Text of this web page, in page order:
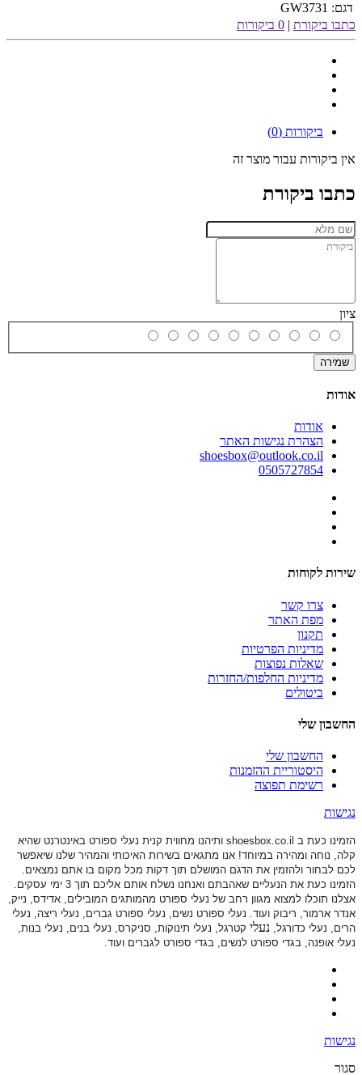
דגם: GW3731
כתבו ביקורת | 0 ביקורות
ביקורות (0)
אין ביקורות עבור מוצר זה
כתבו ביקורת
ציון
שמירה
אודות
אודות
הצהרת נגישות האתר
shoesbox@outlook.co.il
0505727854
שירות לקוחות
צרו קשר
מפת האתר
תקנון
מדיניות הפרטיות
שאלות נפוצות
מדיניות החלפות/החזרות
ביטולים
החשבון שלי
החשבון שלי
היסטוריית ההזמנות
רשימת תפוצה
נגישות
הזמינו כעת ב shoesbox.co.il ותיהנו מחווית קנית נעלי ספורט באינטרנט שהיא
קלה, נוחה ומהירה במיוחד! אנו מתגאים בשירות האיכותי והמהיר שלנו שיאפשר
לכם לבחור ולהזמין את הדגם המושלם תוך דקות מכל מקום בו אתם נמצאים.
הזמינו כעת את הנעליים שאהבתם ואנחנו נשלח אותם אליכם תוך 3 ימי עסקים.
אצלנו תוכלו למצוא מגוון רחב של נעלי ספורט מהמותגים המובילים, אדידס, נייק,
אנדר ארמור, ריבוק ועוד. נעלי ספורט נשים, נעלי ספורט גברים, נעלי ריצה, נעלי
הרים, נעלי כדורגל, נעלי קטרגל, נעלי תינוקות, סניקרס, נעלי בנים, נעלי בנות,
נעלי אופנה, בגדי ספורט לנשים, בגדי ספורט לגברים ועוד.
נגישות
סגור